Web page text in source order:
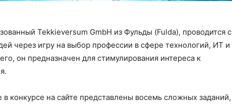
Tekkieversum GmbH из Фульды (Fulda), проводится с
через игру на выбор профессии в сфере технологий, ИТ и
он предназначен для стимулирования интереса к
конкурсе на сайте представлены восемь сложных заданий,